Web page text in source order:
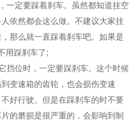
一定要踩着刹车。虽然都知道挂空
依然都会这么做。不建议大家挂
那么就一直踩着刹车吧。如果是
用踩刹车了;
挡位时，一定要踩刹车。这个时候
变速箱的齿轮，也会损伤变速
好行驶。但是在踩刹车的时不要
的磨损是很严重的，会影响到制